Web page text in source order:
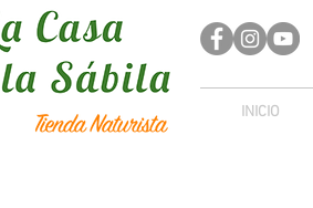
INICIO